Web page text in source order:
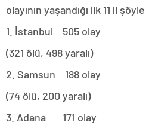
olayının yaşandığı ilk 11 il
1. İstanbul 505 olay
(321 ölü, 498 yaralı)
2. Samsun 188 olay
(74 ölü, 200 yaralı)
3. Adana 171 olay